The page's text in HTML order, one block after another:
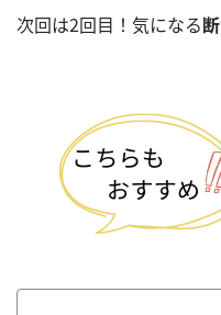
次回は2回目！気になる